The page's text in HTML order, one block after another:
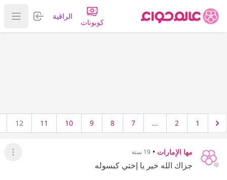
كوبونات
الراقية تسجيل
عرض
1
2
...
7
8
9
10
11
12
مها الإمارات • 19 سنة عرض
جزاك الله خير يا إختي كبسوله